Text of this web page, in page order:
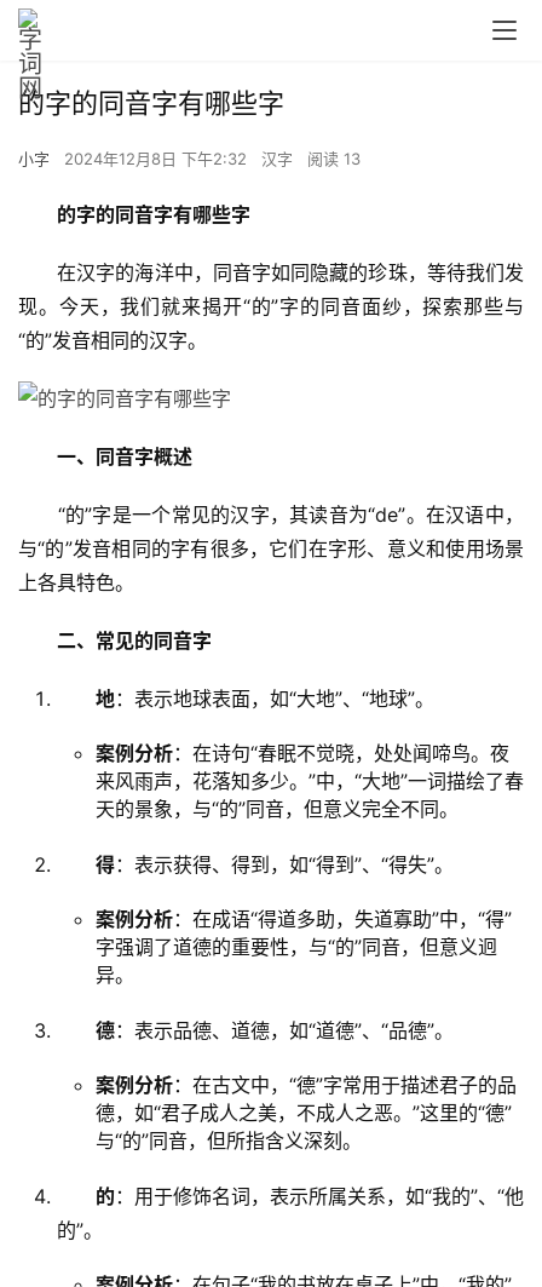
的字的同音字有哪些字
小字 2024年12月8日 下午2:32 汉字 阅读 13
的字的同音字有哪些字
在汉字的海洋中，同音字如同隐藏的珍珠，等待我们发
现。今天，我们就来揭开“的”字的同音面纱，探索那些与
“的”发音相同的汉字。
一、同音字概述
“的”字是一个常见的汉字，其读音为“de”。在汉语中，
与“的”发音相同的字有很多，它们在字形、意义和使用场景
上各具特色。
二、常见的同音字
地：表示地球表面，如“大地”、“地球”。
案例分析：在诗句“春眠不觉晓，处处闻啼鸟。夜
来风雨声，花落知多少。”中，“大地”一词描绘了春
天的景象，与“的”同音，但意义完全不同。
得：表示获得、得到，如“得到”、“得失”。
案例分析：在成语“得道多助，失道寡助”中，“得”
字强调了道德的重要性，与“的”同音，但意义迥
异。
德：表示品德、道德，如“道德”、“品德”。
案例分析：在古文中，“德”字常用于描述君子的品
德，如“君子成人之美，不成人之恶。”这里的“德”
与“的”同音，但所指含义深刻。
的：用于修饰名词，表示所属关系，如“我的”、“他
的”。